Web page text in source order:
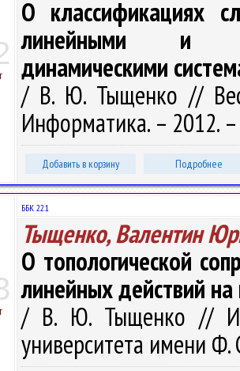
О классификациях
линейными и
динамическими
/ В. Ю. Тыщенко //
Информатика. – 2012.
Добавить в корзину Подробнее
ББК 22.1
Тыщенко, Валентин
О топологической
линейных действий на
/ В. Ю. Тыщенко //
университета имени